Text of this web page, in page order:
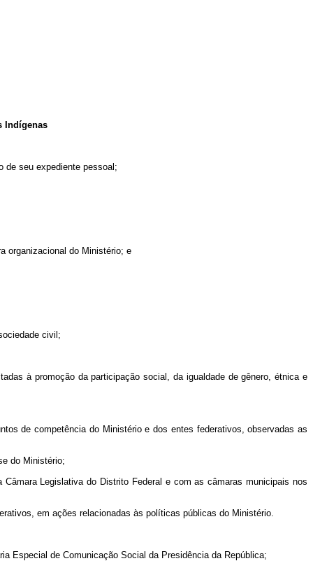
Indígenas
de seu expediente pessoal;
organizacional do Ministério; e
civil;
à promoção da participação social, da igualdade de gênero, étnica e
de competência do Ministério e dos entes federativos, observadas as
do Ministério;
Legislativa do Distrito Federal e com as câmaras municipais nos
em ações relacionadas às políticas públicas do Ministério.
Especial de Comunicação Social da Presidência da República;